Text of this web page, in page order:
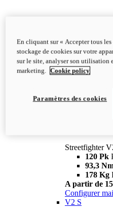
Streetfighter
120 Pk
93,3
178 Kg
A partir de
Configurer
V2 S
En cliquant sur « Accepter tous
stockage de cookies sur votre
sur le site, analyser son utilisation
marketing.
Cookie policy
Paramètres des cookies